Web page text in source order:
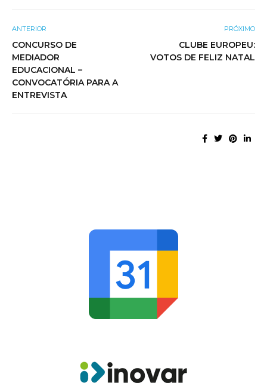
ANTERIOR
CONCURSO DE
MEDIADOR
EDUCACIONAL –
CONVOCATÓRIA PARA A
ENTREVISTA
PRÓXIMO
CLUBE EUROPEU:
VOTOS DE FELIZ NATAL